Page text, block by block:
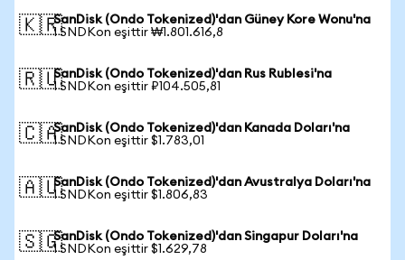
🇰🇷SanDisk (Ondo Tokenized)'dan Güney Kore Wonu'na
1 SNDKon eşittir ₩1.801.616,8
🇷🇺SanDisk (Ondo Tokenized)'dan Rus Rublesi'na
1 SNDKon eşittir ₽104.505,81
🇨🇦SanDisk (Ondo Tokenized)'dan Kanada Doları'na
1 SNDKon eşittir $1.783,01
🇦🇺SanDisk (Ondo Tokenized)'dan Avustralya Doları'na
1 SNDKon eşittir $1.806,83
🇸🇬SanDisk (Ondo Tokenized)'dan Singapur Doları'na
1 SNDKon eşittir $1.629,78